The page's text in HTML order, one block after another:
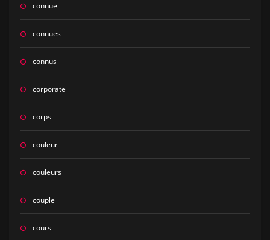
connue
connues
connus
corporate
corps
couleur
couleurs
couple
cours